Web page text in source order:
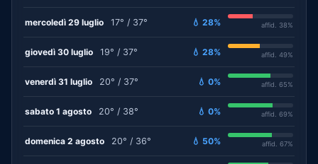
mercoledì 29 luglio 17° / 37° 💧 28% affid. 38%
giovedì 30 luglio 19° / 37° 💧 28% affid. 49%
venerdì 31 luglio 20° / 37° 💧 0% affid. 65%
sabato 1 agosto 20° / 38° 💧 0% affid. 69%
domenica 2 agosto 20° / 36° 💧 50% affid. 67%